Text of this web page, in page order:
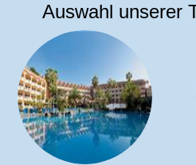
Auswahl unserer